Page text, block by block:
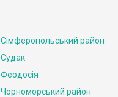
Сімферопольський район
Судак
Феодосія
Чорноморський район